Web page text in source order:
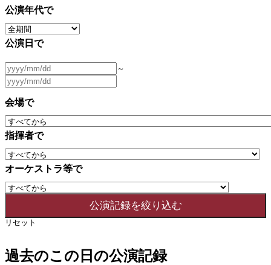
公演年代で
公演日で
～
会場で
指揮者で
オーケストラ等で
リセット
過去のこの日の公演記録